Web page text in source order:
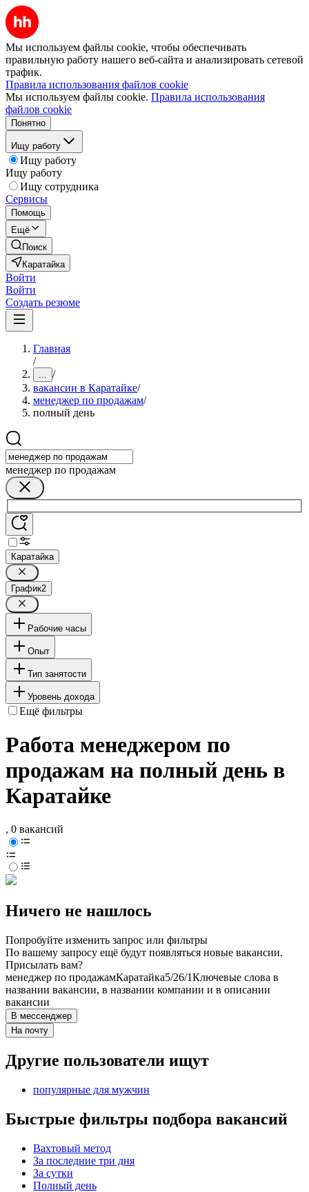
Мы используем файлы cookie, чтобы обеспечивать
правильную работу нашего веб-сайта и анализировать сетевой
трафик.
Правила использования файлов cookie
Мы используем файлы cookie. Правила использования
файлов cookie
Понятно
Ищу работу
Ищу работу
Ищу работу
Ищу сотрудника
Сервисы
Помощь
Ещё
Поиск
Каратайка
Войти
Войти
Создать резюме
Главная
/
... /
вакансии в Каратайке/
менеджер по продажам/
полный день
менеджер по продажам
Каратайка
График2
Рабочие часы
Опыт
Тип занятости
Уровень дохода
Ещё фильтры
Работа менеджером по
продажам на полный день в
Каратайке
, 0 вакансий
Ничего не нашлось
Попробуйте изменить запрос или фильтры
По вашему запросу ещё будут появляться новые вакансии.
Присылать вам?
менеджер по продажамКаратайка5/26/1Ключевые слова в
названии вакансии, в названии компании и в описании
вакансии
В мессенджер
На почту
Другие пользователи ищут
популярные для мужчин
Быстрые фильтры подбора вакансий
Вахтовый метод
За последние три дня
За сутки
Полный день